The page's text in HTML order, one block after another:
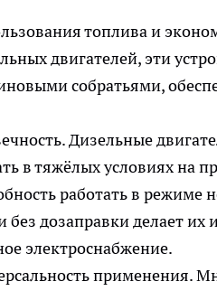
топлива и
двигателей, эти
собратьями,
Дизельные
в тяжёлых условиях на
работать в режиме
без дозаправки делает
электроснабжение.
применения.